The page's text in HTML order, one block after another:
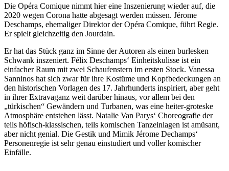
Die Opéra Comique nimmt hier eine Inszenierung wieder auf, die
2020 wegen Corona hatte abgesagt werden müssen. Jérome
Deschamps, ehemaliger Direktor der Opéra Comique, führt Regie.
Er spielt gleichzeitig den Jourdain.
Er hat das Stück ganz im Sinne der Autoren als einen burlesken
Schwank inszeniert. Félix Deschamps‘ Einheitskulisse ist ein
einfacher Raum mit zwei Schaufenstern im ersten Stock. Vanessa
Sanninos hat sich zwar für ihre Kostüme und Kopfbedeckungen an
den historischen Vorlagen des 17. Jahrhunderts inspiriert, aber geht
in ihrer Extravaganz weit darüber hinaus, vor allem bei den
„türkischen“ Gewändern und Turbanen, was eine heiter-groteske
Atmosphäre entstehen lässt. Natalie Van Parys‘ Choreografie der
teils höfisch-klassischen, teils komischen Tanzeinlagen ist amüsant,
aber nicht genial. Die Gestik und Mimik Jérome Dechamps‘
Personenregie ist sehr genau einstudiert und voller komischer
Einfälle.